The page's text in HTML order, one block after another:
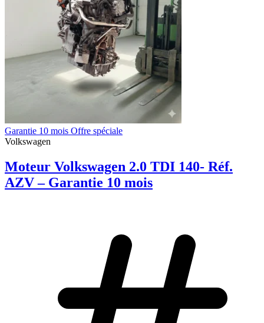
Garantie 10 mois Offre spéciale
Volkswagen
Moteur Volkswagen 2.0 TDI 140- Réf.
AZV – Garantie 10 mois